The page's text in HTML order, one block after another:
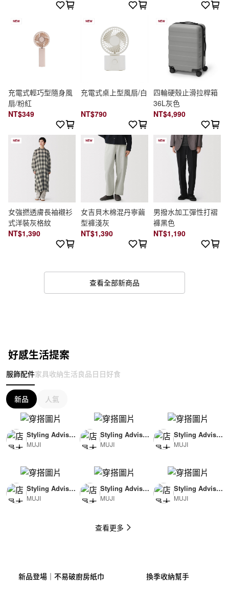
充電式輕巧型隨身風
扇/粉紅
NT$349
充電式桌上型風扇/白
NT$790
四輪硬殼止滑拉桿箱
36L灰色
NT$4,990
女強撚透膚長袖襯衫
式洋裝灰格紋
NT$1,390
女吉貝木棉混丹寧繭
型褲淺灰
NT$1,390
男撥水加工彈性打褶
褲黑色
NT$1,190
查看全部新商品
好感生活提案
服飾配件家具收納生活良品日日好食
新品 人氣
查看更多
Styling Advisor
( For Woman )
MUJI
Styling Advisor
( For Man )
MUJI
Styling Advisor
( For Man )
MUJI
Styling Advisor
( For Man )
MUJI
Styling Advisor
( For Woman )
MUJI
Styling Advisor
( For Man )
MUJI
新品登場｜不易破廚房紙巾 換季收納幫手